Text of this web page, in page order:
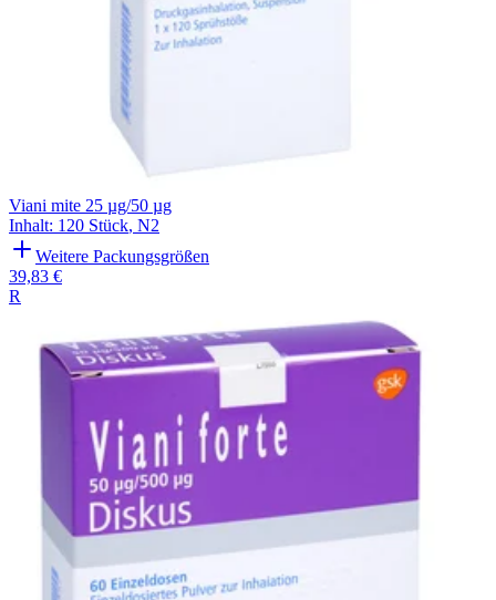
Viani mite 25 µg/50 µg
Inhalt: 120 Stück, N2
Weitere Packungsgrößen
39,83 €
R